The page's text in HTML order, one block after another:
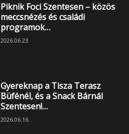
Piknik Foci Szentesen – közös
meccsnézés és családi
programok…
2026.06.23.
Gyereknap a Tisza Terasz
Büfénél, és a Snack Bárnál
Szentesen!…
2026.06.16.